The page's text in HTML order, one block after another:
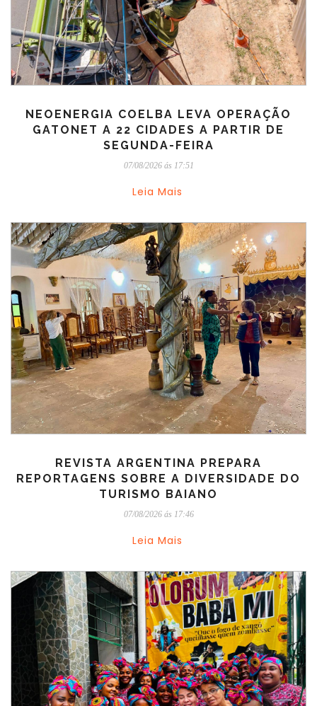
NEOENERGIA COELBA LEVA OPERAÇÃO
GATONET A 22 CIDADES A PARTIR DE
SEGUNDA-FEIRA
07/08/2026 ás 17:51
Leia Mais
REVISTA ARGENTINA PREPARA
REPORTAGENS SOBRE A DIVERSIDADE DO
TURISMO BAIANO
07/08/2026 ás 17:46
Leia Mais